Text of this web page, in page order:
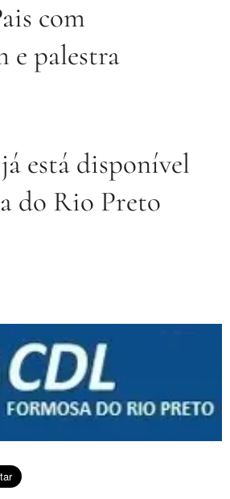
com
e palestra
está disponível
do Rio Preto